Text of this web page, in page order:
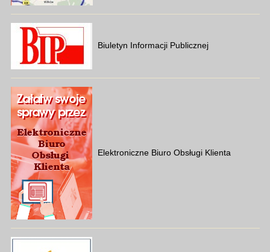
Biuletyn Informacji Publicznej
Elektroniczne Biuro Obsługi Klienta